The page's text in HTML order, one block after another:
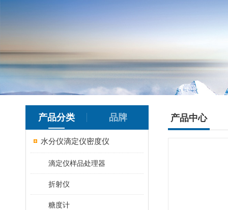
产品分类 品牌
水分仪滴定仪密度仪
滴定仪样品处理器
折射仪
糖度计
产品中心